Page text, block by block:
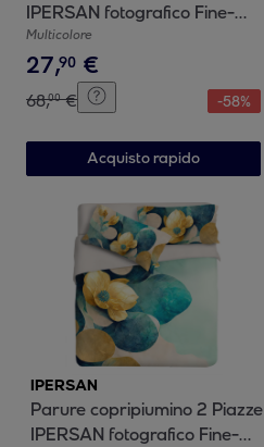
IPERSAN fotografico Fine-
Art Giglio
Multicolore
27,90 €
68,00 € -58%
Acquisto rapido
IPERSAN
Parure copripiumino 2 Piazze
IPERSAN fotografico Fine-